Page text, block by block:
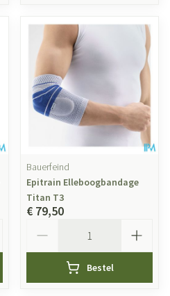
Bauerfeind
Epitrain Elleboogbandage
Titan T3
€ 79,50
Bestel